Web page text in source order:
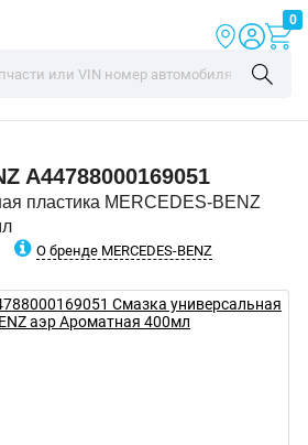
0
A44788000169051
пластика MERCEDES-BENZ
О бренде MERCEDES-BENZ